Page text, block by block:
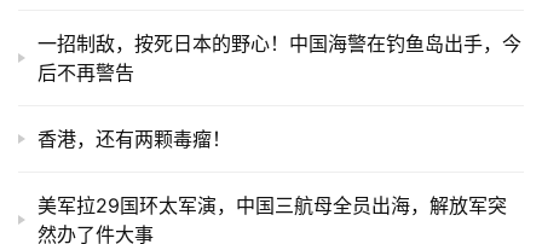
一招制敌，按死日本的野心！中国海警在钓鱼岛出手，今
后不再警告
香港，还有两颗毒瘤！
美军拉29国环太军演，中国三航母全员出海，解放军突
然办了件大事